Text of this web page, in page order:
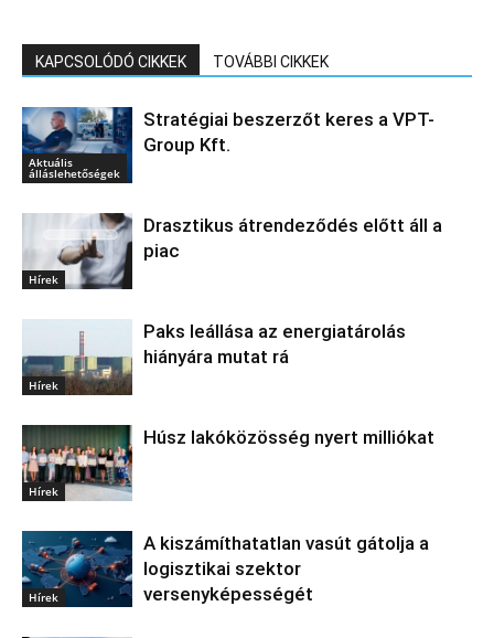
KAPCSOLÓDÓ CIKKEK TOVÁBBI CIKKEK
Aktuális
álláslehetőségek
Stratégiai beszerzőt keres a VPT-
Group Kft.
Hírek
Drasztikus átrendeződés előtt áll a
piac
Hírek
Paks leállása az energiatárolás
hiányára mutat rá
Hírek
Húsz lakóközösség nyert milliókat
Hírek
A kiszámíthatatlan vasút gátolja a
logisztikai szektor
versenyképességét